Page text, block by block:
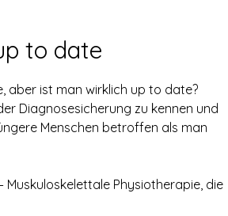
to date
aber ist man wirklich up to date?
Diagnosesicherung zu kennen und
Menschen betroffen als man
Muskuloskelettale Physiotherapie, die